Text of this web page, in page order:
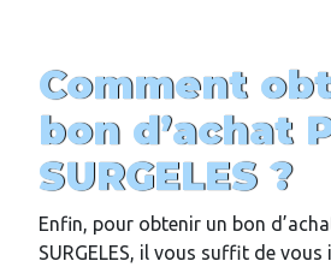
Comment
bon d’achat
SURGELES ?
Enfin, pour obtenir un bon
SURGELES, il vous suffit de vous